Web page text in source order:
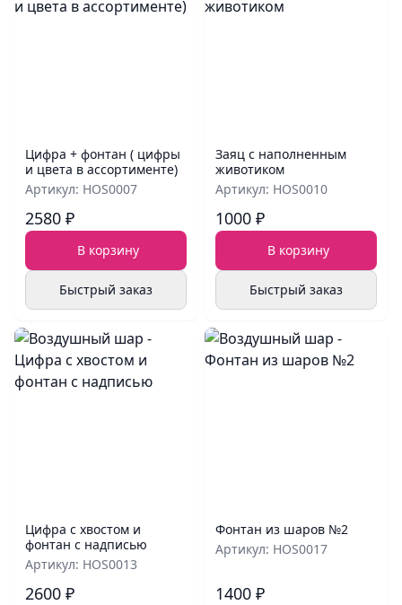
Цифра + фонтан ( цифры
и цвета в ассортименте)
Артикул: HOS0007
2580 ₽
В корзину
Быстрый заказ
Заяц с наполненным
животиком
Артикул: HOS0010
1000 ₽
В корзину
Быстрый заказ
Цифра с хвостом и
фонтан с надписью
Артикул: HOS0013
2600 ₽
Фонтан из шаров №2
Артикул: HOS0017
1400 ₽